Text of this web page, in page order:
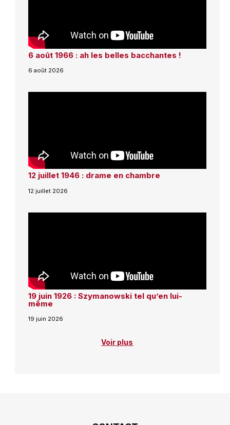
6 août 1966 : ah les belles bacchantes !
6 août 2026
12 juillet 1946 : drame en chambre
12 juillet 2026
19 juin 1926 : Szymanowski tel qu’en lui-
même
19 juin 2026
Voir plus